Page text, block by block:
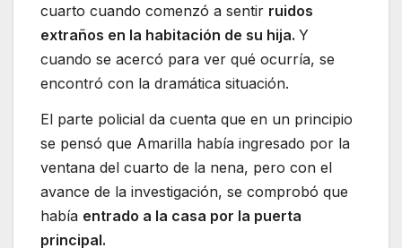
cuarto cuando comenzó a sentir ruidos
extraños en la habitación de su hija. Y
cuando se acercó para ver qué ocurría, se
encontró con la dramática situación.
El parte policial da cuenta que en un principio
se pensó que Amarilla había ingresado por la
ventana del cuarto de la nena, pero con el
avance de la investigación, se comprobó que
había entrado a la casa por la puerta
principal.